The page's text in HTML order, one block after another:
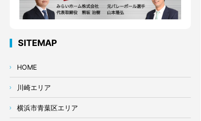
SITEMAP
HOME
川崎エリア
横浜市青葉区エリア